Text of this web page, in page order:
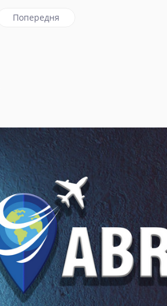
Попередня стаття: Туристам із РФ
Попередня